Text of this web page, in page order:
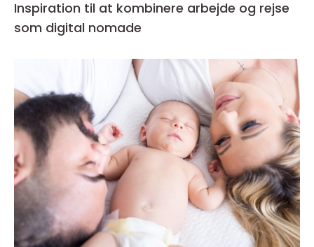
Inspiration til at kombinere arbejde og rejse
som digital nomade